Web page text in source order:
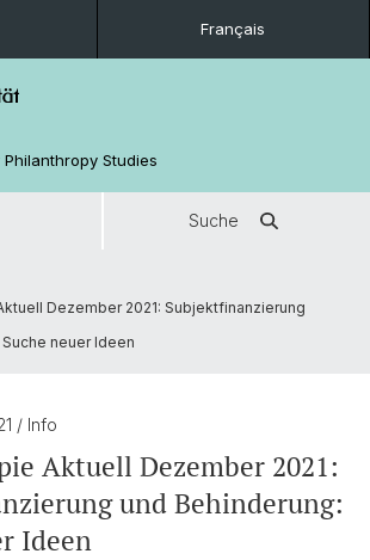
Français
Studies
Suche
Dezember 2021: Subjektfinanzierung
neuer Ideen
/ Info
Aktuell Dezember 2021:
und Behinderung:
Ideen